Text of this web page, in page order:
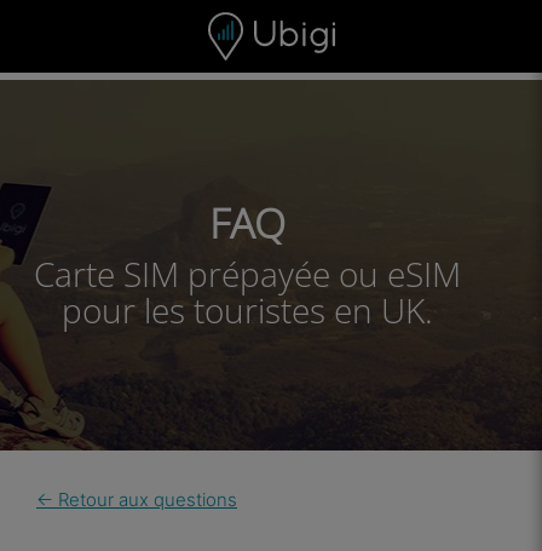
Barre de navigation
FAQ
Carte SIM prépayée ou eSIM
pour les touristes en UK.
← Retour aux questions